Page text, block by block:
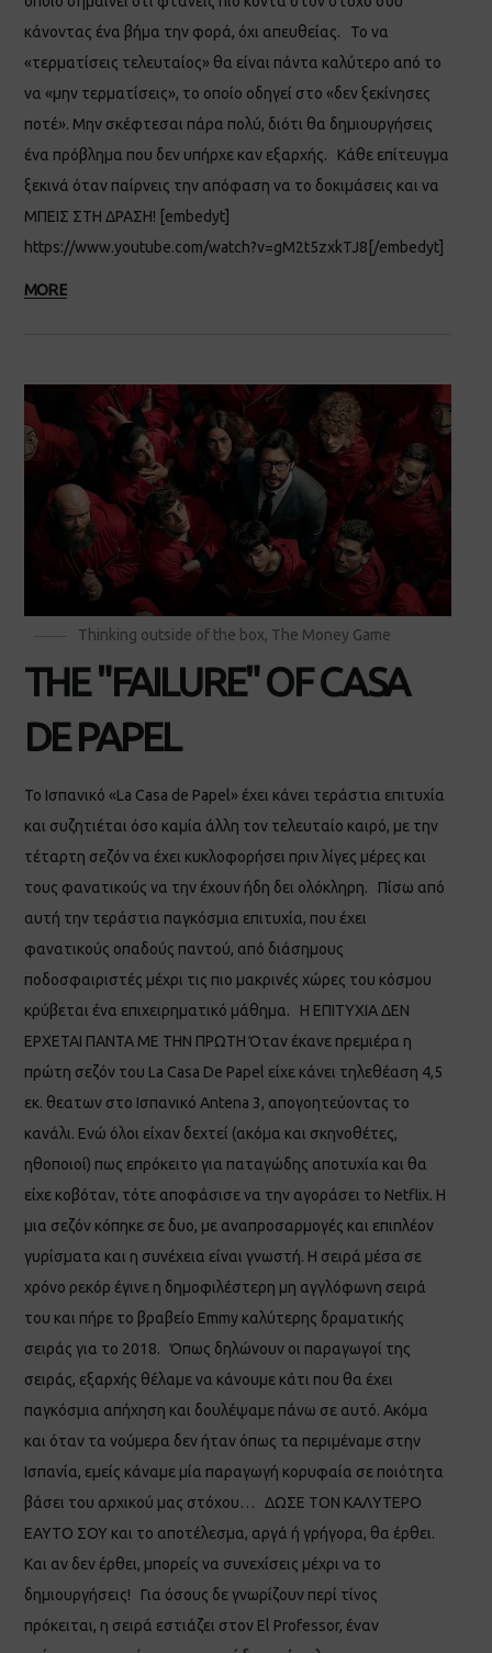
κάνοντας ένα βήμα την φορά, όχι απευθείας. Το να
«τερματίσεις τελευταίος» θα είναι πάντα καλύτερο από το
να «μην τερματίσεις», το οποίο οδηγεί στο «δεν ξεκίνησες
ποτέ». Μην σκέφτεσαι πάρα πολύ, διότι θα δημιουργήσεις
ένα πρόβλημα που δεν υπήρχε καν εξαρχής. Κάθε επίτευγμα
ξεκινά όταν παίρνεις την απόφαση να το δοκιμάσεις και να
ΜΠΕΙΣ ΣΤΗ ΔΡΑΣΗ! [embedyt]
https://www.youtube.com/watch?v=gM2t5zxkTJ8[/embedyt]
MORE
Thinking outside of the box, The Money Game
THE "FAILURE" OF CASA
DE PAPEL
Το Ισπανικό «La Casa de Papel» έχει κάνει τεράστια επιτυχία
και συζητιέται όσο καμία άλλη τον τελευταίο καιρό, με την
τέταρτη σεζόν να έχει κυκλοφορήσει πριν λίγες μέρες και
τους φανατικούς να την έχουν ήδη δει ολόκληρη. Πίσω από
αυτή την τεράστια παγκόσμια επιτυχία, που έχει
φανατικούς οπαδούς παντού, από διάσημους
ποδοσφαιριστές μέχρι τις πιο μακρινές χώρες του κόσμου
κρύβεται ένα επιχειρηματικό μάθημα. Η ΕΠΙΤΥΧΙΑ ΔΕΝ
ΕΡΧΕΤΑΙ ΠΑΝΤΑ ΜΕ ΤΗΝ ΠΡΩΤΗ Όταν έκανε πρεμιέρα η
πρώτη σεζόν του La Casa De Papel είχε κάνει τηλεθέαση 4,5
εκ. θεατων στο Ισπανικό Antena 3, απογοητεύοντας το
κανάλι. Ενώ όλοι είχαν δεχτεί (ακόμα και σκηνοθέτες,
ηθοποιοί) πως επρόκειτο για παταγώδης αποτυχία και θα
είχε κοβόταν, τότε αποφάσισε να την αγοράσει το Netflix. Η
μια σεζόν κόπηκε σε δυο, με αναπροσαρμογές και επιπλέον
γυρίσματα και η συνέχεια είναι γνωστή. Η σειρά μέσα σε
χρόνο ρεκόρ έγινε η δημοφιλέστερη μη αγγλόφωνη σειρά
του και πήρε το βραβείο Emmy καλύτερης δραματικής
σειράς για το 2018. Όπως δηλώνουν οι παραγωγοί της
σειράς, εξαρχής θέλαμε να κάνουμε κάτι που θα έχει
παγκόσμια απήχηση και δουλέψαμε πάνω σε αυτό. Ακόμα
και όταν τα νούμερα δεν ήταν όπως τα περιμέναμε στην
Ισπανία, εμείς κάναμε μία παραγωγή κορυφαία σε ποιότητα
βάσει του αρχικού μας στόχου… ΔΩΣΕ ΤΟΝ ΚΑΛΥΤΕΡΟ
ΕΑΥΤΟ ΣΟΥ και το αποτέλεσμα, αργά ή γρήγορα, θα έρθει.
Και αν δεν έρθει, μπορείς να συνεχίσεις μέχρι να το
δημιουργήσεις! Για όσους δε γνωρίζουν περί τίνος
πρόκειται, η σειρά εστιάζει στον El Professor, έναν